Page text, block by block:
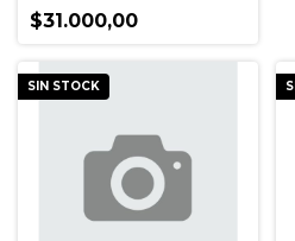
$31.000,00
SIN STOCK